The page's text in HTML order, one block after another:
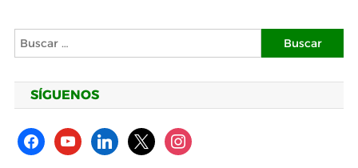
Buscar:
SÍGUENOS
facebookyoutubelinkedin
x instagram